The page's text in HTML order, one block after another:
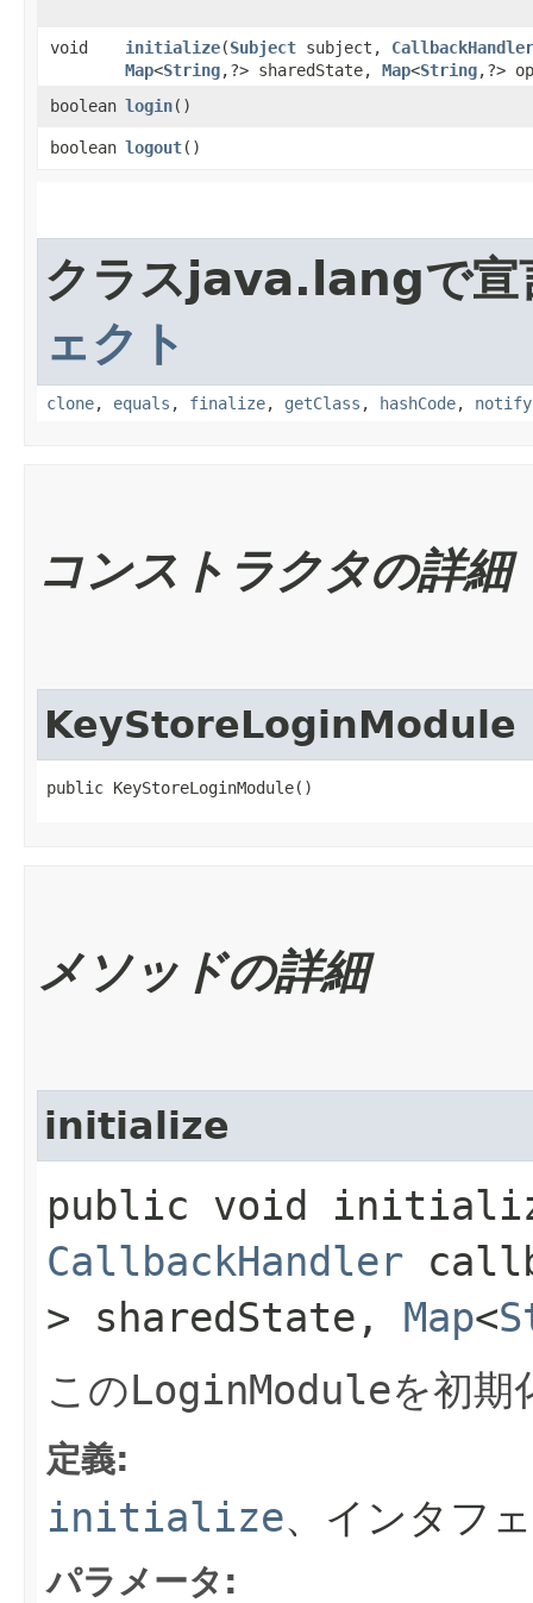
void initialize​(Subject subject, CallbackHandler
Map<String,​?> sharedState, Map<String,​?>
boolean login()
boolean logout()
クラスjava.langで宣
ェクト
clone, equals , finalize, getClass , hashCode, notify
コンストラクタの詳細
KeyStoreLoginModule
public KeyStoreLoginModule()
メソッドの詳細
initialize
public void
CallbackHandler
> sharedState, Map<
このLoginModuleを初期
定義:
initialize、インタフ
パラメータ: